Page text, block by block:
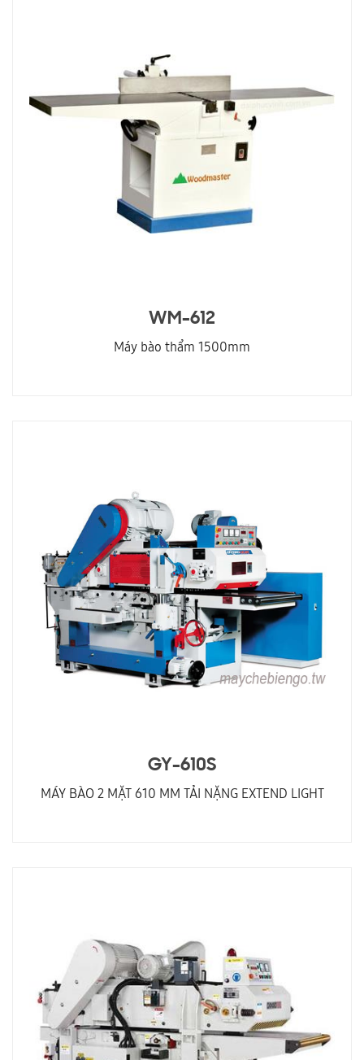
WM-612
Máy bào thẩm 1500mm
GY-610S
MÁY BÀO 2 MẶT 610 MM TẢI NẶNG EXTEND LIGHT